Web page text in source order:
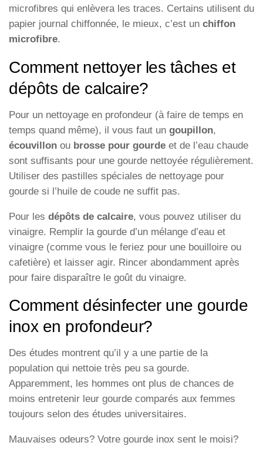
microfibres qui enlèvera les traces. Certains utilisent du
papier journal chiffonnée, le mieux, c’est un chiffon
microfibre.
Comment nettoyer les tâches et
dépôts de calcaire?
Pour un nettoyage en profondeur (à faire de temps en
temps quand même), il vous faut un goupillon,
écouvillon ou brosse pour gourde et de l’eau chaude
sont suffisants pour une gourde nettoyée régulièrement.
Utiliser des pastilles spéciales de nettoyage pour
gourde si l’huile de coude ne suffit pas.
Pour les dépôts de calcaire, vous pouvez utiliser du
vinaigre. Remplir la gourde d’un mélange d’eau et
vinaigre (comme vous le feriez pour une bouilloire ou
cafetière) et laisser agir. Rincer abondamment après
pour faire disparaître le goût du vinaigre.
Comment désinfecter une gourde
inox en profondeur?
Des études montrent qu’il y a une partie de la
population qui nettoie très peu sa gourde.
Apparemment, les hommes ont plus de chances de
moins entretenir leur gourde comparés aux femmes
toujours selon des études universitaires.
Mauvaises odeurs? Votre gourde inox sent le moisi?